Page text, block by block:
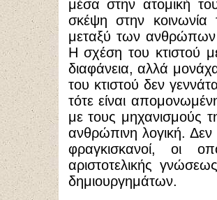
μέσα στην ατομική
σκέψη στην
μεταξύ των ανθρώπων
Η σχέση του κτιστού
διαφάνεια, αλλά
του κτιστού δεν
τότε είναι
με τους μηχανισμούς
ανθρώπινη λογική.
φραγκισκανοί, οι
αριστοτελικής
δημιουργημάτων.